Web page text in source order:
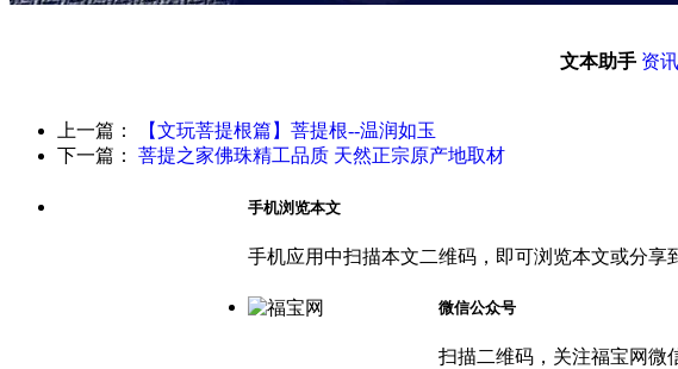
文本助手 资
上一篇：
【文玩菩提根篇】菩提根--温润如玉
下一篇： 菩提之家佛珠精工品质 天然正宗原产地取材
手机浏览本文
手机应用中扫描本文二维码，即可浏览本文或分享
微信公众号
扫描二维码，关注福宝网微